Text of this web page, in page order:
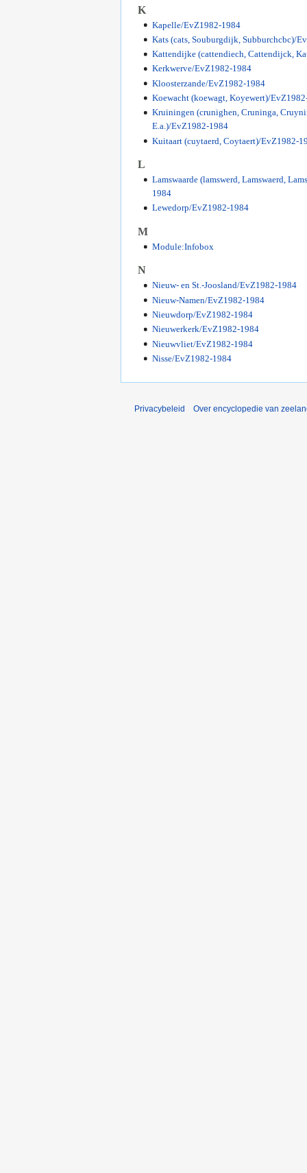
K
Kapelle/EvZ1982-1984
Kats (cats, Souburgdijk, Subburchcbc)/
Kattendijke (cattendiech, Cattendijck,
Kerkwerve/EvZ1982-1984
Kloosterzande/EvZ1982-1984
Koewacht (koewagt, Koyewert)/
Kruiningen (crunighen, Cruninga,
E.a.)/EvZ1982-1984
Kuitaart (cuytaerd, Coytaert)/EvZ1982-
L
Lamswaarde (lamswerd, Lamswaerd,
1984
Lewedorp/EvZ1982-1984
M
Module:Infobox
N
Nieuw- en St.-Joosland/EvZ1982-1984
Nieuw-Namen/EvZ1982-1984
Nieuwdorp/EvZ1982-1984
Nieuwerkerk/EvZ1982-1984
Nieuwvliet/EvZ1982-1984
Nisse/EvZ1982-1984
Privacybeleid Over encyclopedie van